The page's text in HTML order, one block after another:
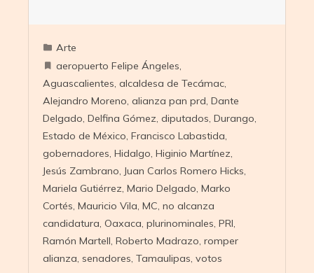
Arte
aeropuerto Felipe Ángeles,
Aguascalientes, alcaldesa de Tecámac,
Alejandro Moreno, alianza pan prd, Dante
Delgado, Delfina Gómez, diputados, Durango,
Estado de México, Francisco Labastida,
gobernadores, Hidalgo, Higinio Martínez,
Jesús Zambrano, Juan Carlos Romero Hicks,
Mariela Gutiérrez, Mario Delgado, Marko
Cortés, Mauricio Vila, MC, no alcanza
candidatura, Oaxaca, plurinominales, PRI,
Ramón Martell, Roberto Madrazo, romper
alianza, senadores, Tamaulipas, votos